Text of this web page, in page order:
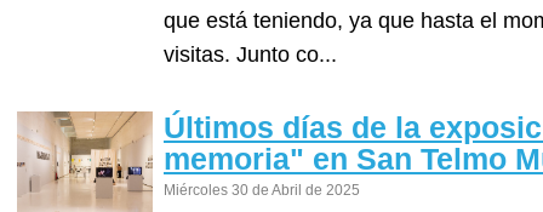
que está teniendo, ya que hasta el
visitas. Junto co...
Últimos días de la
memoria" en San Telmo
Miércoles 30 de Abril de 2025